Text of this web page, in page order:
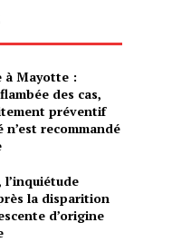
à Mayotte :
des cas,
préventif
n’est recommandé
l’inquiétude
la disparition
d’origine